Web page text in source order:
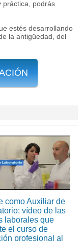
práctica, podrás
estés desarrollando
la antigüedad, del
como Auxiliar de
vídeo de las
laborales que
el curso de
profesional al